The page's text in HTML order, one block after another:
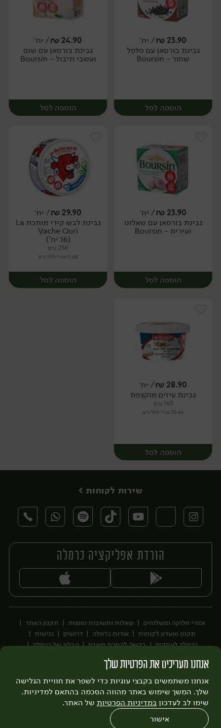
יח׳ יח׳
23.90
₪/ יח׳
גבינת בורסאן עם פלפל
שחור - Boursin
הוספה לסל
יח׳
24.90
₪/ יח׳
גבינת בורסאן עם שום
ועשבי תיבול - Boursin
הוספה לסל
יח׳
23.90
₪/ יח׳
גבינת בורסאן עם שאלוט
ועירית - Boursin
הוספה לסל
יח׳
29.90
₪/ יח׳
גבינת לבש קירי מותכת La
Vache Quri
(16 יח')
256 גרם
11.68 ₪ ל-100 גרם
הוספה לסל
28.90
₪/ יח׳
גבינת עיזים מוקצפת
140 גרם
20.64 ₪ ל-100 גרם
הוספה לסל
יח׳
אנחנו מעריכים את הפרטיות שלך
אנחנו משתמשים בקבצי עוגיות כדי לשפר את חוויית הגלישה
שלך. המשך שימוש באתר מהווה הסכמה בהתאם למדיניות.
שימו לב לעדכון במדיניות הפרטיות של האתר.
אישור
שירות לקוחות >
הורדת אפליקציה כרמלה
אזורי חלוקה ומשלוחים שאלות ותשובות נפוצות
תקנון האתר
תקנון מועדון לקוחות
אודות כרמלה דרושים
נגישות
כרמלה לעסקים
בקשה להסרת חשבון
הבלוג של כרמלה
עיצוב:3bearsפיתוח:Quatro